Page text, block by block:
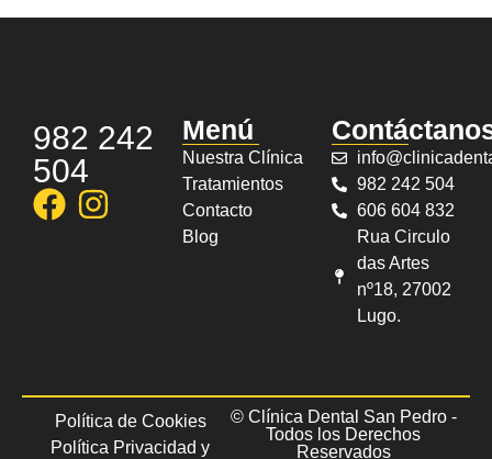
982 242
504
Menú
Nuestra Clínica
Tratamientos
Contacto
Blog
982 242 504
606 604 832
Rua Circulo
das Artes
nº18, 27002
Lugo.
© Clínica Dental San Pedro -
Todos los Derechos
Reservados
Política de Cookies
Política Privacidad y